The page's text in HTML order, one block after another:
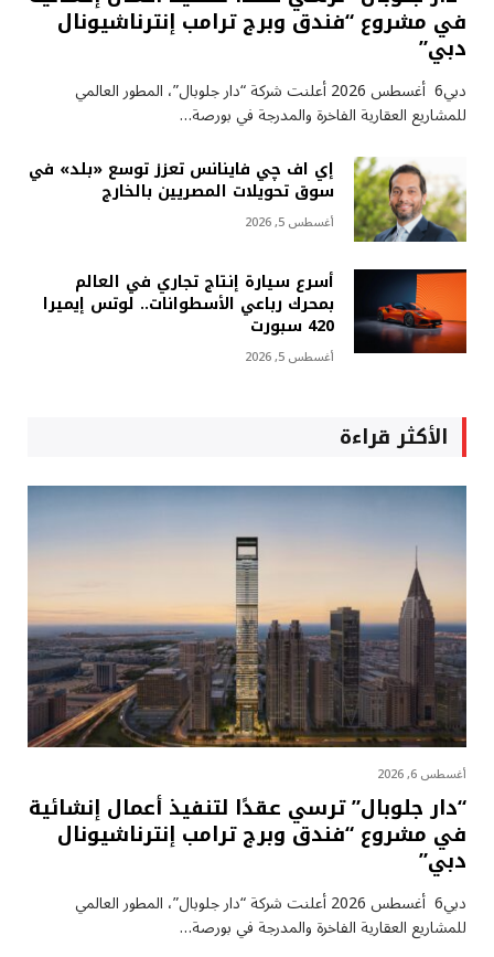
في مشروع “فندق وبرج ترامب إنترناشيونال
دبي”
دبي6 أغسطس 2026 أعلنت شركة “دار جلوبال”، المطور العالمي
للمشاريع العقارية الفاخرة والمدرجة في بورصة…
إي اف چي فاينانس تعزز توسع «بلد» في
سوق تحويلات المصريين بالخارج
أغسطس 5, 2026
أسرع سيارة إنتاج تجاري في العالم
بمحرك رباعي الأسطوانات.. لوتس إيميرا
420 سبورت
أغسطس 5, 2026
الأكثر قراءة
أغسطس 6, 2026
“دار جلوبال” ترسي عقدًا لتنفيذ أعمال إنشائية
في مشروع “فندق وبرج ترامب إنترناشيونال
دبي”
دبي6 أغسطس 2026 أعلنت شركة “دار جلوبال”، المطور العالمي
للمشاريع العقارية الفاخرة والمدرجة في بورصة…